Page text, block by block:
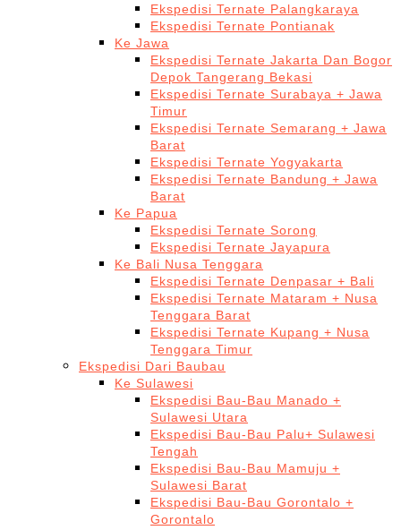
Ekspedisi Ternate Palangkaraya
Ekspedisi Ternate Pontianak
Ke Jawa
Ekspedisi Ternate Jakarta Dan Bogor
Depok Tangerang Bekasi
Ekspedisi Ternate Surabaya + Jawa
Timur
Ekspedisi Ternate Semarang + Jawa
Barat
Ekspedisi Ternate Yogyakarta
Ekspedisi Ternate Bandung + Jawa
Barat
Ke Papua
Ekspedisi Ternate Sorong
Ekspedisi Ternate Jayapura
Ke Bali Nusa Tenggara
Ekspedisi Ternate Denpasar + Bali
Ekspedisi Ternate Mataram + Nusa
Tenggara Barat
Ekspedisi Ternate Kupang + Nusa
Tenggara Timur
Ekspedisi Dari Baubau
Ke Sulawesi
Ekspedisi Bau-Bau Manado +
Sulawesi Utara
Ekspedisi Bau-Bau Palu+ Sulawesi
Tengah
Ekspedisi Bau-Bau Mamuju +
Sulawesi Barat
Ekspedisi Bau-Bau Gorontalo +
Gorontalo